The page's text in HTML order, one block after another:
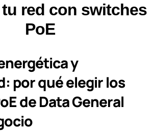
red con switches
PoE
y
por qué elegir los
de Data General